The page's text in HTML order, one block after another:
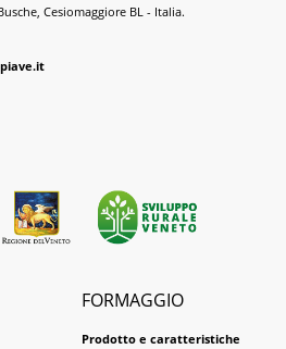
Cesiomaggiore BL - Italia.
FORMAGGIO
Prodotto e caratteristiche